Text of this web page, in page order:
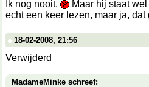
Ik nog nooit.
Maar hij staat
echt een keer lezen, maar ja,
18-02-2008, 21:56
Verwijderd
MadameMinke schreef: